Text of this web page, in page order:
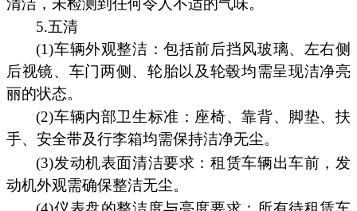
5.五清
(1)车辆外观整洁：包括前后挡风玻璃、左右侧
后视镜、车门两侧、轮胎以及轮毂均需呈现洁净亮
丽的状态。
(2)车辆内部卫生标准：座椅、靠背、脚垫、扶
手、安全带及行李箱均需保持洁净无尘。
(3)发动机表面清洁要求：租赁车辆出车前，发
动机外观需确保整洁无尘。